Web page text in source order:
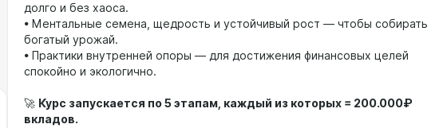
долго и без хаоса.
• Ментальные семена, щедрость и устойчивый рост — чтобы собирать
богатый урожай.
• Практики внутренней опоры — для достижения финансовых целей
спокойно и экологично.
🚀 Курс запускается по 5 этапам, каждый из которых = 200.000₽
вкладов.